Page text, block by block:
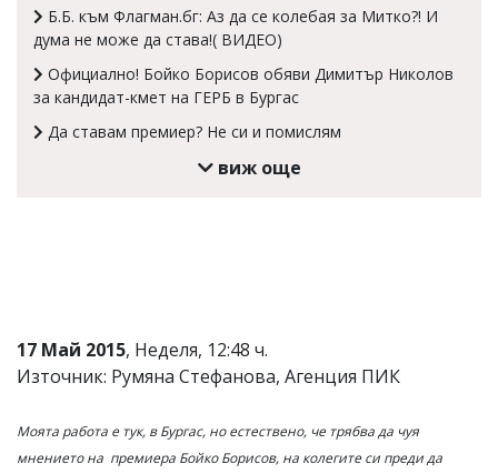
въвеждат
редакцията
носи
моля
сигнализирайте
ни!
Б.Б. към Флагман.бг: Аз да се колебая за Митко?! И
дума не може да става!( ВИДЕО)
Официално! Бойко Борисов обяви Димитър Николов
за кандидат-кмет на ГЕРБ в Бургас
Да ставам премиер? Не си и помислям
виж още
17 Май 2015, Неделя, 12:48 ч.
Източник: Румяна Стефанова, Агенция ПИК
Моята работа е тук, в Бургас, но естествено, че трябва да чуя
мнението на премиера Бойко Борисов, на колегите си преди да